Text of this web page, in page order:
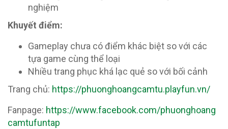
nghiệm
Khuyết điểm:
Gameplay chưa có điểm khác biệt so với các
tựa game cùng thể loại
Nhiều trang phục khá lạc quẻ so với bối cảnh
Trang chủ: https://phuonghoangcamtu.playfun.vn/
Fanpage: https://www.facebook.com/phuonghoang
camtufuntap